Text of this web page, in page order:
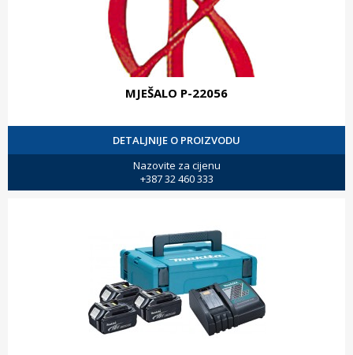
MJEŠALO P-22056
DETALJNIJE O PROIZVODU
Nazovite za cijenu
+387 32 460 333